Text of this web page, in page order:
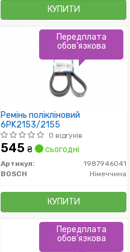
КУПИТИ
Ремінь полікліновий
6PK2153/2155
0 відгуків
545 ₴ сьогодні
Артикул:
1987946041
BOSCH
Німеччина
КУПИТИ
Передплата
обов'язкова
Передплата
обов'язкова